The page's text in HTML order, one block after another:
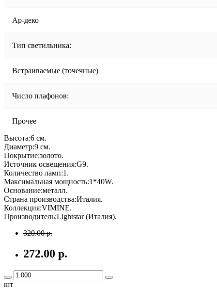
Ар-деко
Тип светильника:
Встраиваемые (точечные)
Число плафонов:
Прочее
Высота:6 см.
Диаметр:9 см.
Покрытие:золото.
Источник освещения:G9.
Количество ламп:1.
Максимальная мощность:1*40W.
Основание:металл.
Страна производства:Италия.
Коллекция:VIMINE.
Производитель:Lightstar (Италия).
320.00 р.
272.00 р.
шт